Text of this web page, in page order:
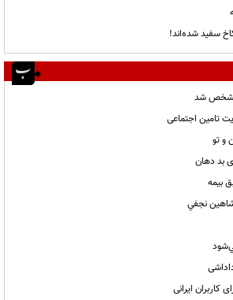
سفید شده‌اند!
مشخص شد
تامین اجتماعی
و تو
بیمه
شاهين نجفي